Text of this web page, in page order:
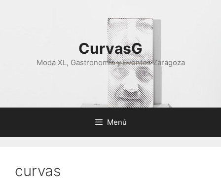
CurvasG
Moda XL, Gastronomía y Eventos Zaragoza
Menú
curvas